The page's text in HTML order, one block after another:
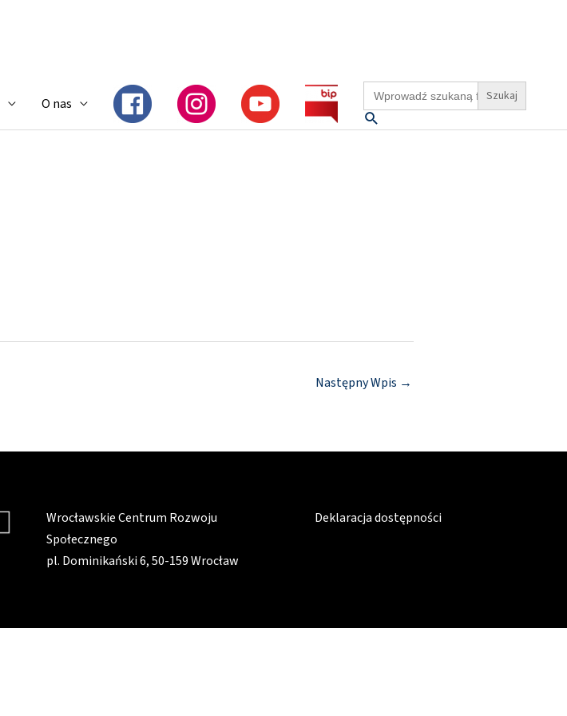
O nas
Search
for:
Szukaj
Następny Wpis →
Wrocławskie Centrum Rozwoju
Społecznego
pl. Dominikański 6, 50-159 Wrocław
Deklaracja dostępności